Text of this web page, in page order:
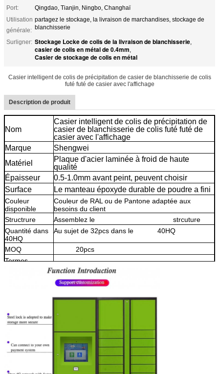
Port:
Qingdao, Tianjin, Ningbo, Changhaï
Utilisation
générale:
partagez le stockage, la livraison de marchandises, stockage de
blanchisserie
Surligner: Stockage Locke de colis de la livraison de blanchisserie,
casier de colis en métal de 0.4mm,
Casier de stockage de colis en métal
Casier intelligent de colis de précipitation de casier de blanchisserie de colis
futé futé de casier avec l'affichage
Description de produit
Nom
Casier intelligent de colis de précipitation de
casier de blanchisserie de colis futé futé de
casier avec l'affichage
Marque
Shengwei
Matériel
Plaque d'acier laminée à froid de haute
qualité
Épaisseur
0.5-1.0mm avant peint, peuvent choisir
Surface
Le manteau époxyde durable de poudre a fini
Couleur
disponible
Couleur de RAL ou de Pantone adaptée aux
besoins du client
Structrure
Assemblez le
strcuture
Quantité dans
40HQ
Au sujet de 32pcs dans le
40HQ
MOQ
20pcs
Termes
commerciaux :
Qingdao, Chine, ou adapté aux besoins du client